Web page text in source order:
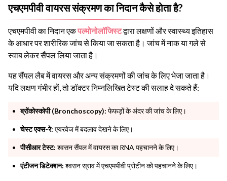
एचएमपीवी वायरस संक्रमण का निदान कैसे होता है?
एचएमपीवी का निदान एकपल्मोनोलॉजिस्टद्वारा लक्षणों और स्वास्थ्य इतिहास
के आधार पर शारीरिक जांच से किया जा सकता है। जांच में नाक या गले से
स्वाब लेकर सैंपल लिया जाता है।
यह सैंपल लैब में वायरस और अन्य संक्रमणों की जांच के लिए भेजा जाता है।
यदि लक्षण गंभीर हों, तो डॉक्टर निम्नलिखित टेस्ट की सलाह दे सकते हैं:
ब्रोंकोस्कोपी (Bronchoscopy): फेफड़ों के अंदर की जांच के लिए।
चेस्ट एक्स-रे: एयरवेज में बदलाव देखने के लिए।
पीसीआर टेस्ट: श्वसन सैंपल में वायरस का RNA पहचानने के लिए।
एंटीजन डिटेक्शन: श्वसन स्राव में एचएमपीवी प्रोटीन को पहचानने के लिए।